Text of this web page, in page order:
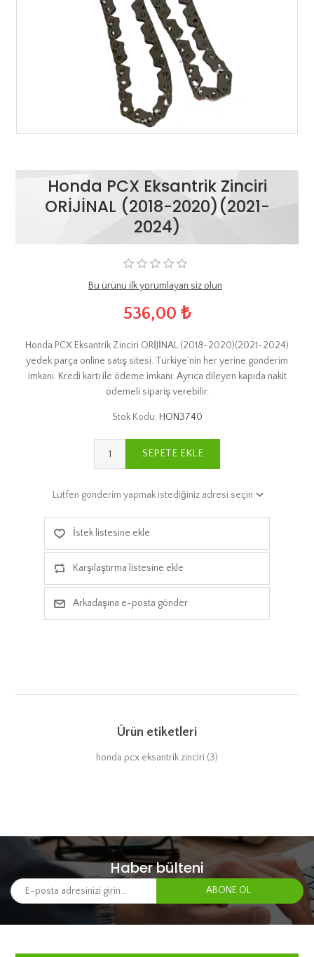
Honda PCX Eksantrik Zinciri
ORİJİNAL (2018-2020)(2021-
2024)
Bu ürünü ilk yorumlayan siz olun
536,00 ₺
Honda PCX Eksantrik Zinciri ORİJİNAL (2018-2020)(2021-2024)
yedek parça online satış sitesi. Türkiye'nin her yerine gönderim
imkanı. Kredi kartı ile ödeme imkanı. Ayrıca dileyen kapıda nakit
ödemeli sipariş verebilir.
Stok Kodu: HON3740
SEPETE EKLE
Lütfen gönderim yapmak istediğiniz adresi seçin
İstek listesine ekle
Karşılaştırma listesine ekle
Arkadaşına e-posta gönder
Ürün etiketleri
honda pcx eksantrik zinciri (3)
Haber bülteni